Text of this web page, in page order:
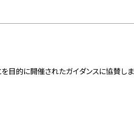
目的に開催されたガイダンスに協賛しま